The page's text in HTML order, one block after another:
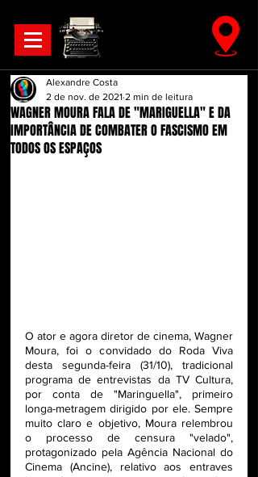
WAGNER MOURA FALA DE "MARIGUELLA" E DA
IMPORTÂNCIA DE COMBATER O FASCISMO EM
TODOS OS ESPAÇOS
Alexandre Costa
2 de nov. de 2021 2 min de leitura
O ator e agora diretor de cinema, Wagner
Moura, foi o convidado do Roda Viva
desta segunda-feira (31/10), tradicional
programa de entrevistas da TV Cultura,
por conta de "Maringuella", primeiro
longa-metragem dirigido por ele. Sempre
muito claro e objetivo, Moura relembrou
o processo de censura "velado",
protagonizado pela Agência Nacional do
Cinema (Ancine), relativo aos entraves